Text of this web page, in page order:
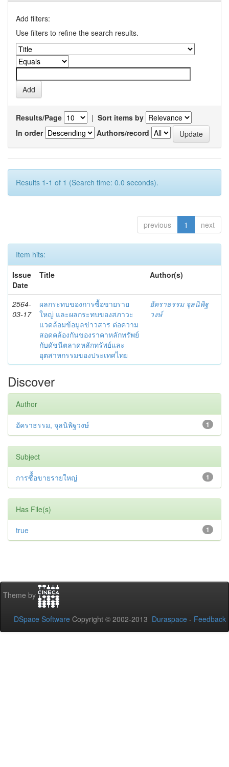
Add filters:
Use filters to refine the search results.
Results/Page | Sort items by
In order
Authors/record
Results 1-1 of 1 (Search time: 0.0 seconds).
previous 1 next
Item hits:
Issue
Date
Title Author(s)
2564-
03-17
ผลกระทบของการซื้อขายราย
ใหญ่ และผลกระทบของสภาวะ
แวดล้อมข้อมูลข่าวสาร ต่อความ
สอดคล้องกันของราคาหลักทรัพย์
กับดัชนีตลาดหลักทรัพย์และ
อุตสาหกรรมของประเทศไทย
อัคราธรรม จุลนิพิฐ
วงษ์
Discover
Author
1
อัคราธรรม, จุลนิพิฐวงษ์
Subject
1
การซื้้อขายรายใหญ่
Has File(s)
1
true
Theme by
DSpace Software Copyright © 2002-2013 Duraspace - Feedback